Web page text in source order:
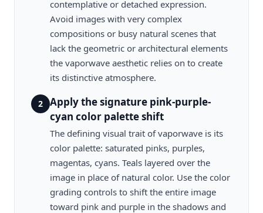
contemplative or detached expression.
Avoid images with very complex
compositions or busy natural scenes that
lack the geometric or architectural elements
the vaporwave aesthetic relies on to create
its distinctive atmosphere.
2
Apply the signature pink-purple-
cyan color palette shift
The defining visual trait of vaporwave is its
color palette: saturated pinks, purples,
magentas, cyans. Teals layered over the
image in place of natural color. Use the color
grading controls to shift the entire image
toward pink and purple in the shadows and